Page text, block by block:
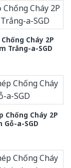
Cháy 2P
Trắng-a-SGD
Chống Cháy 2P
Gỗ-a-SGD